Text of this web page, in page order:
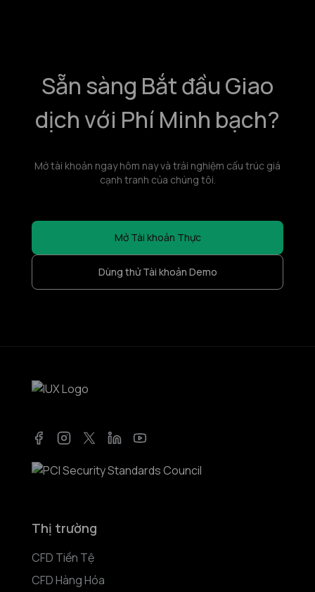
Sẵn sàng Bắt đầu Giao
dịch với Phí Minh bạch?
Mở tài khoản ngay hôm nay và trải nghiệm cấu trúc giá
cạnh tranh của chúng tôi.
Mở Tài khoản Thực
Dùng thử Tài khoản Demo
Thị trường
CFD Tiền Tệ
CFD Hàng Hóa